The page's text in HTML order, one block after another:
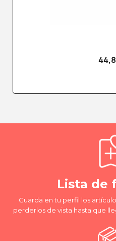
Lista de
Guarda en tu perfil los
perderlos de vista hasta que